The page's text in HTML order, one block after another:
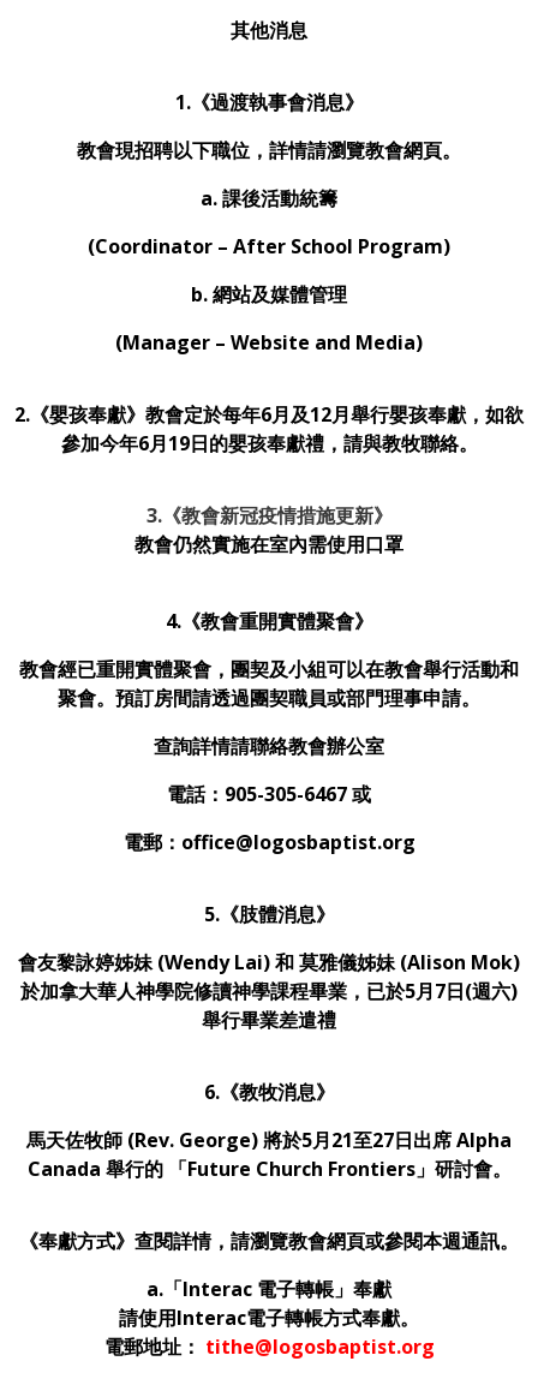
其他消息
1.《過渡執事會消息》
教會現招聘以下職位，詳情請瀏覽教會網頁。
a. 課後活動統籌
(Coordinator – After School Program)
b. 網站及媒體管理
(Manager – Website and Media)
2.《嬰孩奉獻》教會定於每年6月及12月舉行嬰孩奉獻，如欲
參加今年6月19日的嬰孩奉獻禮，請與教牧聯絡。
3.《教會新冠疫情措施更新》
教會仍然實施在室內需使用口罩
4.《教會重開實體聚會》
教會經已重開實體聚會，團契及小組可以在教會舉行活動和
聚會。預訂房間請透過團契職員或部門理事申請。
查詢詳情請聯絡教會辦公室
電話：905-305-6467 或
電郵：office@logosbaptist.org
5.《肢體消息》
會友黎詠婷姊妹 (Wendy Lai) 和 莫雅儀姊妹 (Alison Mok)
於加拿大華人神學院修讀神學課程畢業，已於5月7日(週六)
舉行畢業差遣禮
6.《教牧消息》
馬天佐牧師 (Rev. George) 將於5月21至27日出席 Alpha
Canada 舉行的 「Future Church Frontiers」研討會。
《奉獻方式》查閱詳情，請瀏覽教會網頁或參閱本週通訊。
a. 「Interac 電子轉帳」奉獻
請使用Interac電子轉帳方式奉獻。
電郵地址： tithe@logosbaptist.org